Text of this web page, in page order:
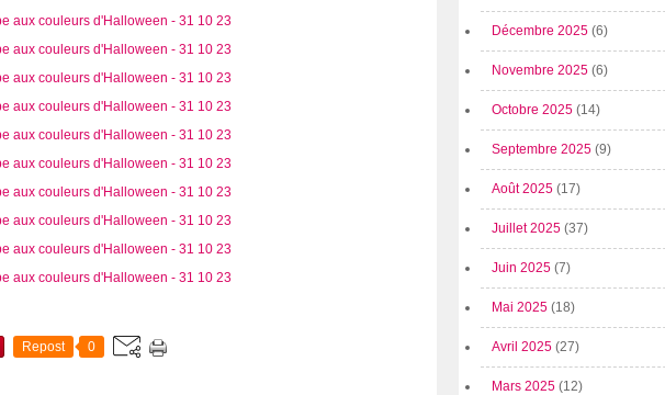
Repost 0
Décembre 2025 (6)
Novembre 2025 (6)
Octobre 2025 (14)
Septembre 2025 (9)
Août 2025 (17)
Juillet 2025 (37)
Juin 2025 (7)
Mai 2025 (18)
Avril 2025 (27)
Mars 2025 (12)